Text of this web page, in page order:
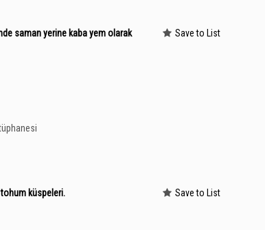
saman yerine kaba yem olarak
Save to List
tohum küspeleri.
Save to List